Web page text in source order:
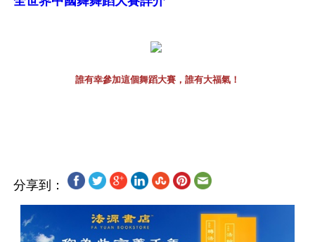
誰有幸參加這個舞蹈大賽，誰有大福氣！
分享到：